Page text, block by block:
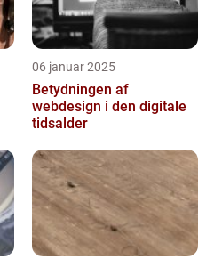
06 januar 2025
Betydningen af
webdesign i den digitale
tidsalder